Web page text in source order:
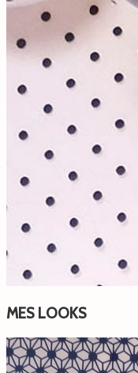
MES LOOKS